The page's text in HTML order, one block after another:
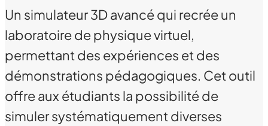
Un simulateur 3D avancé qui recrée un
laboratoire de physique virtuel,
permettant des expériences et des
démonstrations pédagogiques. Cet outil
offre aux étudiants la possibilité de
simuler systématiquement diverses